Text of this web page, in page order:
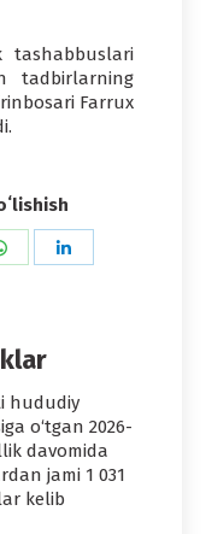
tashabbuslari
tadbirlarning
Farrux
Share
hududiy
o‘tgan 2026-
davomida
jami 1 031
kelib